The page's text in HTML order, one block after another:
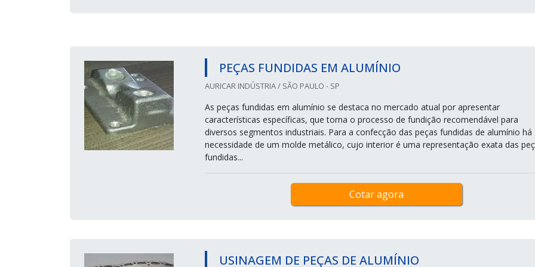
PEÇAS FUNDIDAS EM ALUMÍNIO
AURICAR INDÚSTRIA / SÃO PAULO - SP
As peças fundidas em alumínio se destaca no mercado atual por apresentar
características específicas, que torna o processo de fundição recomendável para
diversos segmentos industriais. Para a confecção das peças fundidas de alumínio há
necessidade de um molde metálico, cujo interior é uma representação exata das
fundidas...
Cotar agora
USINAGEM DE PEÇAS DE ALUMÍNIO